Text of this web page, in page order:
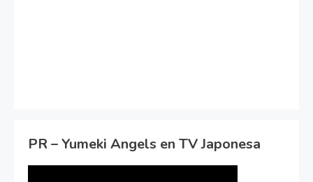
PR – Yumeki Angels en TV Japonesa